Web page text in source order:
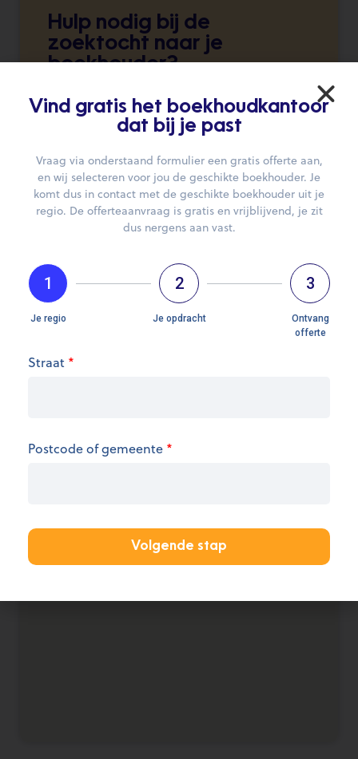
Hulp nodig bij de
zoektocht naar je
boekhouder?
Openingsuren
de openingsuren.
Vind gratis het boekhoudkantoor
dat bij je past
Vraag via onderstaand formulier een gratis offerte aan,
en wij selecteren voor jou de geschikte boekhouder. Je
komt dus in contact met de geschikte boekhouder uit je
regio. De offerteaanvraag is gratis en vrijblijvend, je zit
dus nergens aan vast.
1 2 3
Straat *
Postcode of gemeente *
Volgende stap